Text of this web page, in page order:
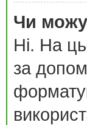
Чи можу
Ні. На
за